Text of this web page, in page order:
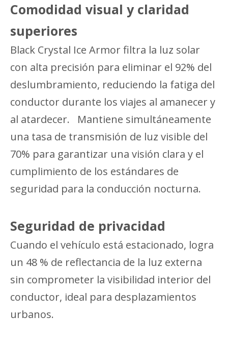
Comodidad visual y claridad
superiores
Black Crystal Ice Armor filtra la luz solar
con alta precisión para eliminar el 92% del
deslumbramiento, reduciendo la fatiga del
conductor durante los viajes al amanecer y
al atardecer. Mantiene simultáneamente
una tasa de transmisión de luz visible del
70% para garantizar una visión clara y el
cumplimiento de los estándares de
seguridad para la conducción nocturna.
Seguridad de privacidad
Cuando el vehículo está estacionado, logra
un 48 % de reflectancia de la luz externa
sin comprometer la visibilidad interior del
conductor, ideal para desplazamientos
urbanos.